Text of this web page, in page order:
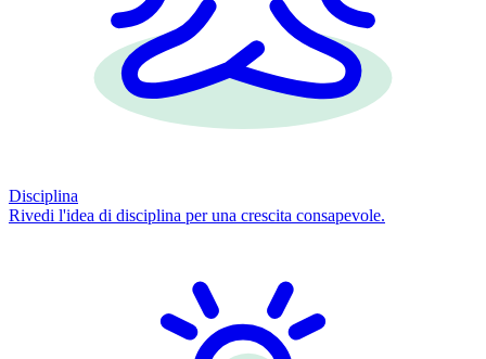
Disciplina
Rivedi l'idea di disciplina per una crescita consapevole.